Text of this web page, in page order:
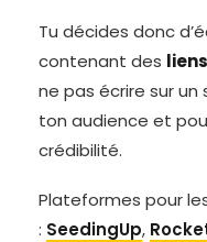
Tu décides donc
contenant des
ne pas écrire sur un
ton audience et
crédibilité.
Plateformes pour
: SeedingUp,